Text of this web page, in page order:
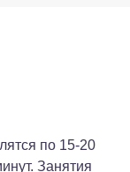
по 15-20
Занятия